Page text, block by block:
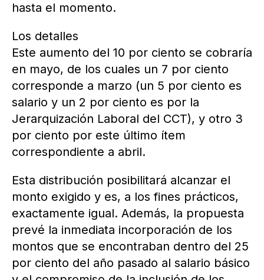
hasta el momento.
Los detalles
Este aumento del 10 por ciento se cobraría
en mayo, de los cuales un 7 por ciento
corresponde a marzo (un 5 por ciento es
salario y un 2 por ciento es por la
Jerarquización Laboral del CCT), y otro 3
por ciento por este último ítem
correspondiente a abril.
Esta distribución posibilitará alcanzar el
monto exigido y es, a los fines prácticos,
exactamente igual. Además, la propuesta
prevé la inmediata incorporación de los
montos que se encontraban dentro del 25
por ciento del año pasado al salario básico